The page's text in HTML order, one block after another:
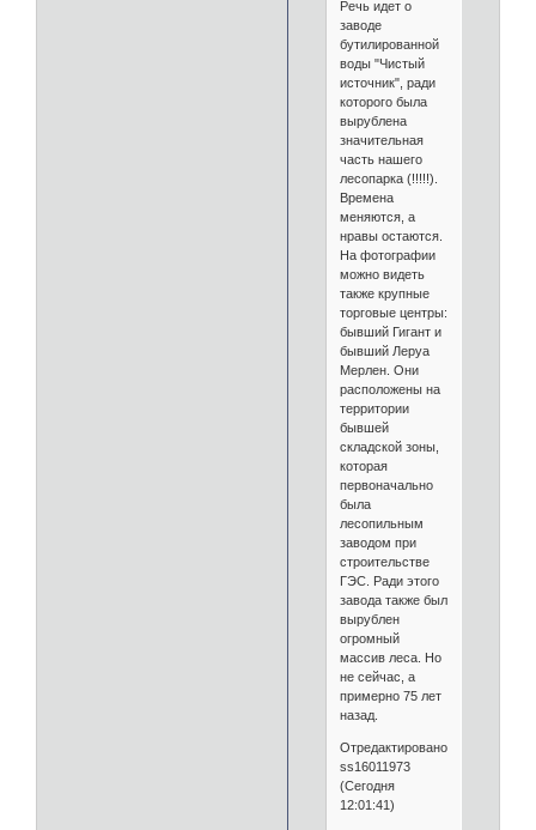
Речь идет о
заводе
бутилированной
воды "Чистый
источник", ради
которого была
вырублена
значительная
часть нашего
лесопарка (!!!!!).
Времена
меняются, а
нравы остаются.
На фотографии
можно видеть
также крупные
торговые центры:
бывший Гигант и
бывший Леруа
Мерлен. Они
расположены на
территории
бывшей
складской зоны,
которая
первоначально
была
лесопильным
заводом при
строительстве
ГЭС. Ради этого
завода также был
вырублен
огромный
массив леса. Но
не сейчас, а
примерно 75 лет
назад.
Отредактировано
ss16011973
(Сегодня
12:01:41)